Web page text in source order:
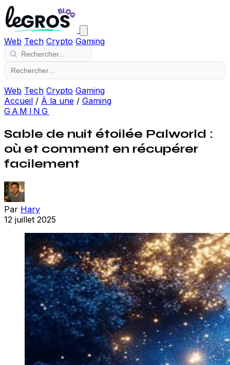
Web Tech Crypto Gaming
Web Tech Crypto Gaming
Accueil / À la une / Gaming
GAMING
Sable de nuit étoilée Palworld :
où et comment en récupérer
facilement
Par Hary
12 juillet 2025